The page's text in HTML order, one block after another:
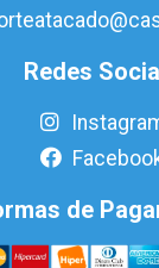
Redes
de